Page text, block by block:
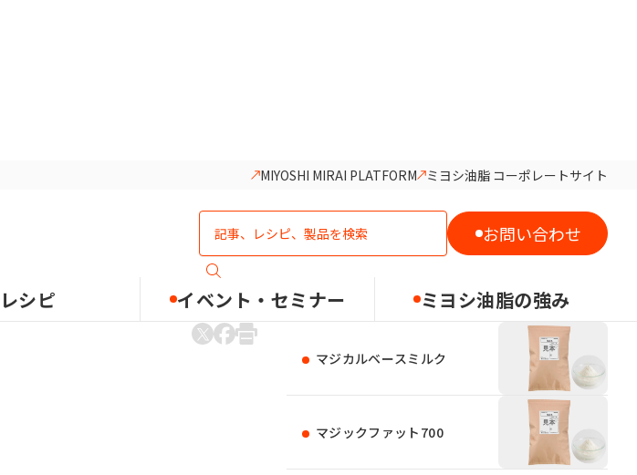
MIYOSHI MIRAI PLATFORM ミヨシ油脂 コーポレートサイト
お問い合わせ
レシピ イベント・セミナー ミヨシ油脂の強み
おすすめの製品
マジカルベースミルク
マジックファット700